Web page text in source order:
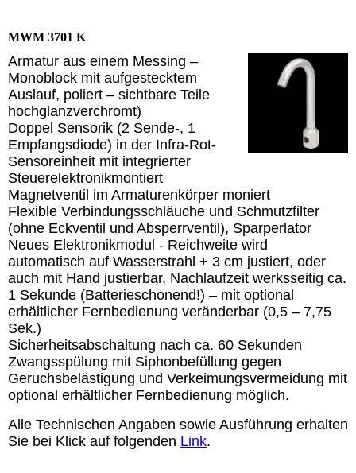
MWM 3701 K
Armatur aus einem Messing –
Monoblock mit aufgestecktem
Auslauf, poliert – sichtbare Teile
hochglanzverchromt)
Doppel Sensorik (2 Sende-, 1
Empfangsdiode) in der Infra-Rot-
Sensoreinheit mit integrierter
Steuerelektronikmontiert
Magnetventil im Armaturenkörper moniert
Flexible Verbindungsschläuche und Schmutzfilter
(ohne Eckventil und Absperrventil), Sparperlator
Neues Elektronikmodul - Reichweite wird
automatisch auf Wasserstrahl + 3 cm justiert, oder
auch mit Hand justierbar, Nachlaufzeit werksseitig ca.
1 Sekunde (Batterieschonend!) – mit optional
erhältlicher Fernbedienung veränderbar (0,5 – 7,75
Sek.)
Sicherheitsabschaltung nach ca. 60 Sekunden
Zwangsspülung mit Siphonbefüllung gegen
Geruchsbelästigung und Verkeimungsvermeidung mit
optional erhältlicher Fernbedienung möglich.
Alle Technischen Angaben sowie Ausführung erhalten
Sie bei Klick auf folgenden Link.